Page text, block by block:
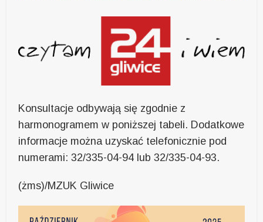
Konsultacje odbywają się zgodnie z
harmonogramem w poniższej tabeli. Dodatkowe
informacje można uzyskać telefonicznie pod
numerami: 32/335-04-94 lub 32/335-04-93.
(żms)/MZUK Gliwice